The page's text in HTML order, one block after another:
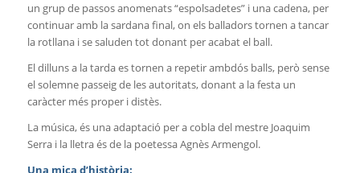
un grup de passos anomenats “espolsadetes” i una cadena, per
continuar amb la sardana final, on els balladors tornen a tancar
la rotllana i se saluden tot donant per acabat el ball.
El dilluns a la tarda es tornen a repetir ambdós balls, però sense
el solemne passeig de les autoritats, donant a la festa un
caràcter més proper i distès.
La música, és una adaptació per a cobla del mestre Joaquim
Serra i la lletra és de la poetessa Agnès Armengol.